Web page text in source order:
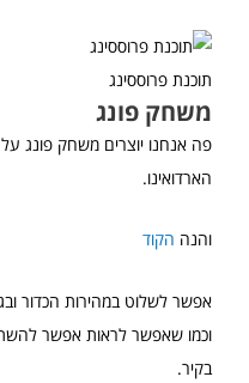
תוכנת פרוססינג
משחק פונג
פה אנחנו יוצרים משחק פונג
הארדואינו.
והנה הקוד
אפשר לשלוט במהירות הכדור
וכמו שאפשר לראות אפשר
בקיר.